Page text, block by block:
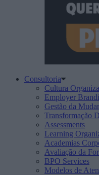
Consultoria
Cultura
Employer
Gestão da
Transformação
Assessments
Learning
Academias
Avaliação da
BPO Services
Modelos de